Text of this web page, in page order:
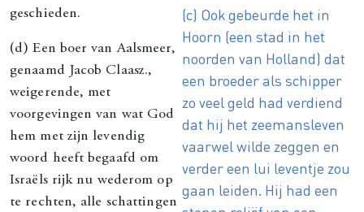
geschieden.
(d) Een boer van Aalsmeer,
genaamd Jacob Claasz.,
weigerende, met
voorgevingen van wat God
hem met zijn levendig
woord heeft begaafd om
Israëls rijk nu wederom op
te rechten, alle schattingen
(c) Ook gebeurde het in
Hoorn (een stad in het
noorden van Holland) dat
een broeder als schipper
zo veel geld had verdiend
dat hij het zeemansleven
vaarwel wilde zeggen en
verder een lui leventje zou
gaan leiden. Hij had een